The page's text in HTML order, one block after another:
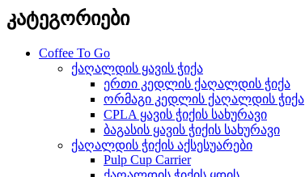
კატეგორიები
Coffee To Go
ქაღალდის ყავის ჭიქა
ერთი კედლის ქაღალდის ჭიქა
ორმაგი კედლის ქაღალდის ჭიქა
CPLA ყავის ჭიქის სახურავი
ბაგასის ყავის ჭიქის სახურავი
ქაღალდის ჭიქის აქსესუარები
Pulp Cup Carrier